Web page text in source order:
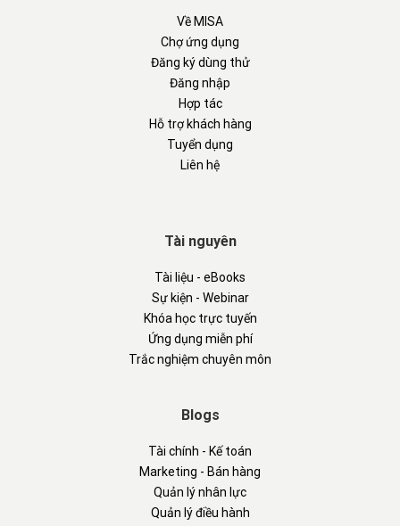
Về MISA
Chợ ứng dụng
Đăng ký dùng thử
Đăng nhập
Hợp tác
Hỗ trợ khách hàng
Tuyển dụng
Liên hệ
Tài nguyên
Tài liệu - eBooks
Sự kiện - Webinar
Khóa học trực tuyến
Ứng dụng miễn phí
Trắc nghiệm chuyên môn
Blogs
Tài chính - Kế toán
Marketing - Bán hàng
Quản lý nhân lực
Quản lý điều hành